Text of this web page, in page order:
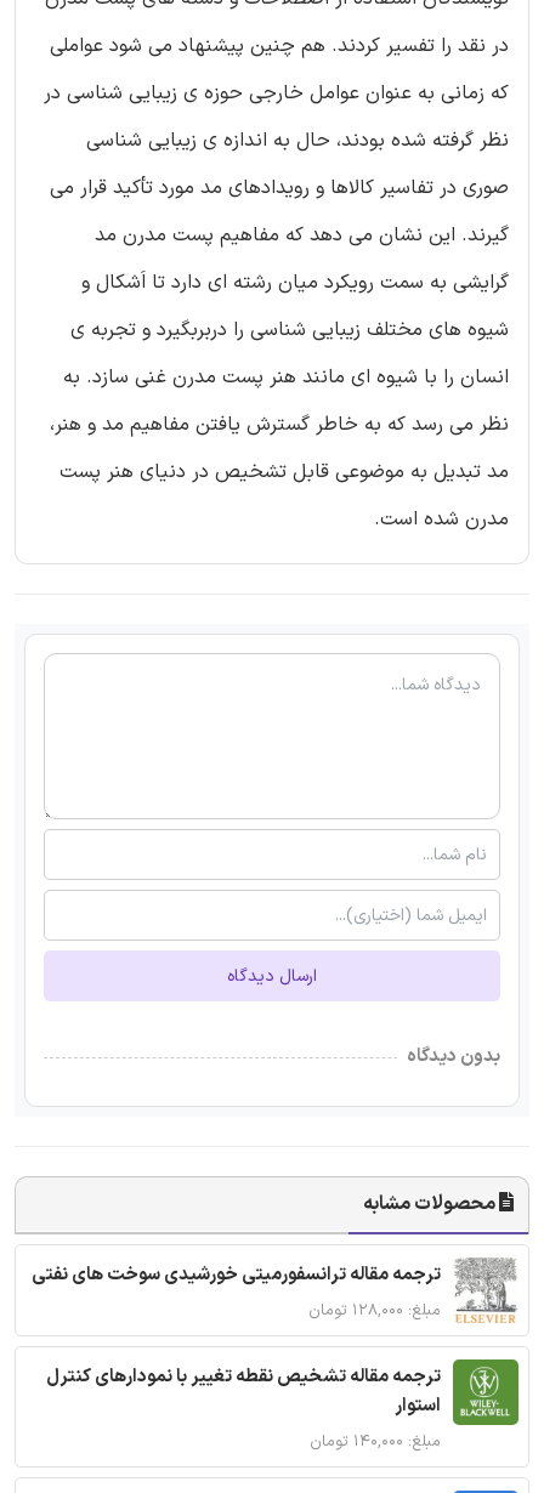
در نقد را تفسیر کردند. هم چنین پیشنهاد می شود عواملی
که زمانی به عنوان عوامل خارجی حوزه ی زیبایی شناسی در
نظر گرفته شده بودند، حال به اندازه ی زیبایی شناسی
صوری در تفاسیر کالاها و رویدادهای مد مورد تأکید قرار می
گیرند. این نشان می دهد که مفاهیم پست مدرن مد
گرایشی به سمت رویکرد میان رشته ای دارد تا اَشکال و
شیوه های مختلف زیبایی شناسی را دربربگیرد و تجربه ی
انسان را با شیوه ای مانند هنر پست مدرن غنی سازد. به
نظر می رسد که به خاطر گسترش یافتن مفاهیم مد و هنر،
مد تبدیل به موضوعی قابل تشخیص در دنیای هنر پست
مدرن شده است.
ارسال دیدگاه
بدون دیدگاه
محصولات مشابه
ترجمه مقاله ترانسفورمیتی خورشیدی سوخت های نفتی
مبلغ: ۱۲۸,۰۰۰ تومان
ترجمه مقاله تشخیص نقطه تغییر با نمودارهای کنترل
استوار
مبلغ: ۱۴۰,۰۰۰ تومان